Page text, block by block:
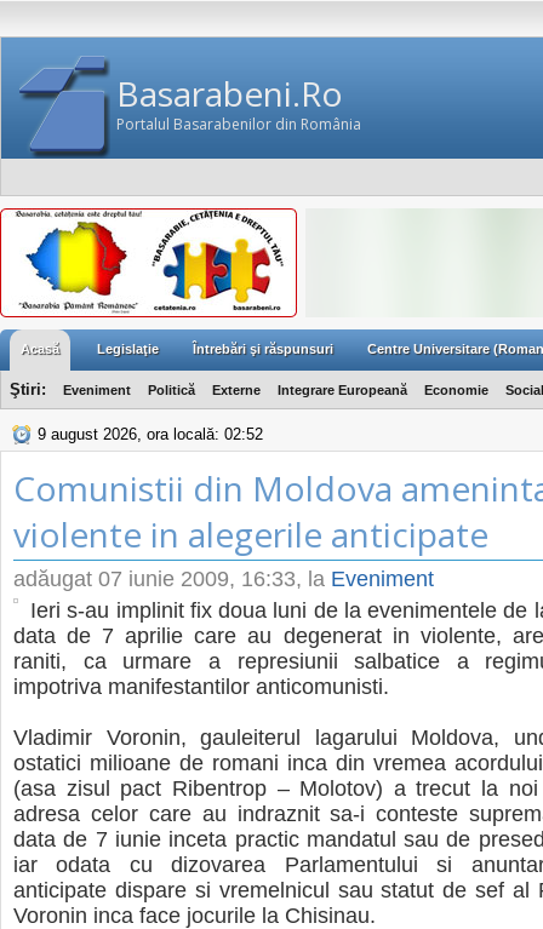
Basarabeni.Ro
Portalul Basarabenilor din România
Acasă Legislaţie Întrebări şi răspunsuri Centre Universitare
Ştiri: Eveniment Politică Externe Integrare Europeană Economie Social
9 august 2026, ora locală: 02:52
Comunistii din Moldova
violente in alegerile anticipate
adăugat 07 iunie 2009, 16:33, la Eveniment
Ieri s-au implinit fix doua luni de la evenimentele de
data de 7 aprilie care au degenerat in violente,
raniti, ca urmare a represiunii salbatice a
impotriva manifestantilor anticomunisti.
Vladimir Voronin, gauleiterul lagarului Moldova,
ostatici milioane de romani inca din vremea
(asa zisul pact Ribentrop – Molotov) a trecut la
adresa celor care au indraznit sa-i conteste
data de 7 iunie inceta practic mandatul sau de
iar odata cu dizovarea Parlamentului si
anticipate dispare si vremelnicul sau statut de sef al
Voronin inca face jocurile la Chisinau.